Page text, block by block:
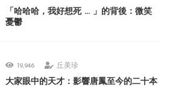
「哈哈哈，我好想死 ... 」的背後：微笑
憂鬱
19,946 丘美珍
大家眼中的天才：影響唐鳳至今的二十本